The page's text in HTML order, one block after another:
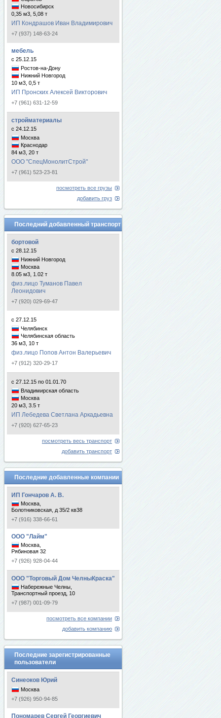
Новосибирск
0,35 м3, 5,08 т
ИП Кондрашов Иван Владимирович
+7 (937) 148-63-24
мебель
с 25.12.15
Ростов-на-Дону
Нижний Новгород
10 м3, 0,5 т
ИП Пронских Алексей Викторович
+7 (961) 631-12-59
стройматериалы
с 24.12.15
Москва
Краснодар
84 м3, 20 т
ООО "СпецМонолитСтрой"
+7 (961) 523-23-81
посмотреть все грузы
добавить груз
Последний добавленный транспорт
бортовой
с 28.12.15
Нижний Новгород
Москва
8.05 м3, 1.02 т
физ.лицо Туманов Павел
Леонидович
+7 (920) 029-69-47
с 27.12.15
Челябинск
Челябинская область
36 м3, 10 т
физ.лицо Попов Антон Валерьевич
+7 (912) 320-29-17
с 27.12.15 по 01.01.70
Владимирская область
Москва
20 м3, 3.5 т
ИП Лебедева Светлана Аркадьевна
+7 (920) 627-65-23
посмотреть весь транспорт
добавить транспорт
Последние добавленные компании
ИП Гончаров А. В.
Москва,
Болотниковская, д 35/2 кв38
+7 (916) 338-66-61
ООО "Лайм"
Москва,
Рябиновая 32
+7 (926) 928-04-44
ООО "Торговый Дом ЧелныКраска"
Набережные Челны,
Транспортный проезд, 10
+7 (987) 001-09-79
посмотреть все компании
добавить компанию
Последние зарегистрированные
пользователи
Синеоков Юрий
Москва
+7 (926) 950-94-85
Пономарев Сергей Георгиевич